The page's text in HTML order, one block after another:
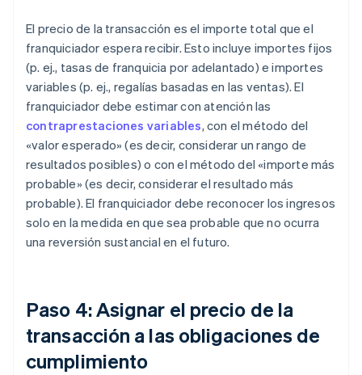
El precio de la transacción es el importe total que el
franquiciador espera recibir. Esto incluye importes fijos
(p. ej., tasas de franquicia por adelantado) e importes
variables (p. ej., regalías basadas en las ventas). El
franquiciador debe estimar con atención las
contraprestaciones variables, con el método del
«valor esperado» (es decir, considerar un rango de
resultados posibles) o con el método del «importe más
probable» (es decir, considerar el resultado más
probable). El franquiciador debe reconocer los ingresos
solo en la medida en que sea probable que no ocurra
una reversión sustancial en el futuro.
Paso 4: Asignar el precio de la
transacción a las obligaciones de
cumplimiento